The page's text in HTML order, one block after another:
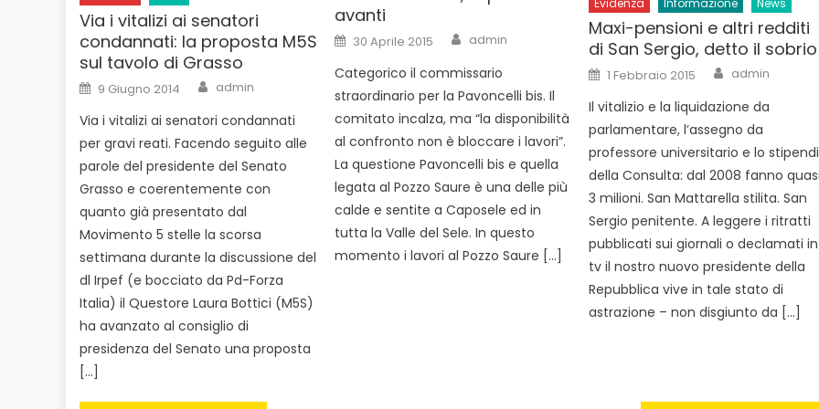
Via i vitalizi ai senatori
condannati: la proposta M5S
sul tavolo di Grasso
Posted
on
9 Giugno 2014 Author
admin
Via i vitalizi ai senatori condannati
per gravi reati. Facendo seguito alle
parole del presidente del Senato
Grasso e coerentemente con
quanto già presentato dal
Movimento 5 stelle la scorsa
settimana durante la discussione del
dl Irpef (e bocciato da Pd-Forza
Italia) il Questore Laura Bottici (M5S)
ha avanzato al consiglio di
presidenza del Senato una proposta
[…]
avanti
Posted
on
30 Aprile 2015 Author
admin
Categorico il commissario
straordinario per la Pavoncelli bis. Il
comitato incalza, ma “la disponibilità
al confronto non è bloccare i lavori”.
La questione Pavoncelli bis e quella
legata al Pozzo Saure è una delle più
calde e sentite a Caposele ed in
tutta la Valle del Sele. In questo
momento i lavori al Pozzo Saure […]
Maxi-pensioni e altri redditi
di San Sergio, detto il sobrio
Posted
on
1 Febbraio 2015 Author
admin
Il vitalizio e la liquidazione da
parlamentare, l’assegno da
professore universitario e lo
della Consulta: dal 2008 fanno
3 milioni. San Mattarella stilita. San
Sergio penitente. A leggere i ritratti
pubblicati sui giornali o declamati in
tv il nostro nuovo presidente della
Repubblica vive in tale stato di
astrazione – non disgiunto da […]